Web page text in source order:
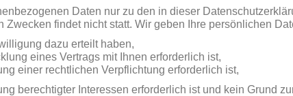
Daten nur zu den in dieser
Zwecken findet nicht statt. Wir geben Ihre persönlichen
dazu erteilt haben,
eines Vertrags mit Ihnen erforderlich ist,
einer rechtlichen Verpflichtung erforderlich ist,
berechtigter Interessen erforderlich ist und kein Grund